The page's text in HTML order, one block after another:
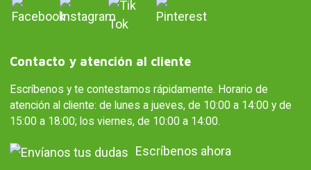
Contacto y atención al cliente
Escríbenos y te contestamos rápidamente. Horario de
atención al cliente: de lunes a jueves, de 10:00 a 14:00 y de
15:00 a 18:00; los viernes, de 10:00 a 14:00.
Escríbenos ahora